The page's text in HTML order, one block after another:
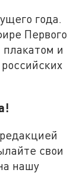
года.
Первого
и
свои
нашу